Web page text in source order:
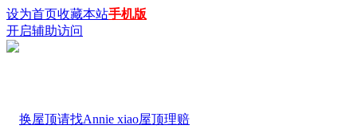
设为首页收藏本站手机版
开启辅助访问